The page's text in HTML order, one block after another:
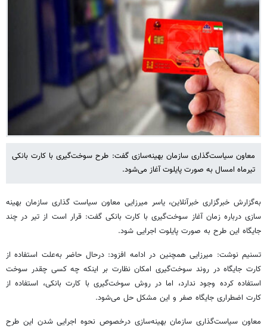
معاون سیاست‌گذاری سازمان بهینه‌سازی گفت: طرح سوخت‌گیری با کارت بانکی
تیرماه امسال به صورت پایلوت آغاز می‌شود.
به‌گزارش خبرگزاری خبرآنلاین، یاسر میرزایی معاون سیاست گذاری سازمان بهینه
سازی درباره زمان آغاز سوخت‌گیری با کارت بانکی گفت: قرار است از تیر در چند
جایگاه این طرح به صورت پایلوت اجرایی شود.
تسنیم نوشت: میرزایی همچنین در ادامه افزود: درحال حاضر به‌علت استفاده از
کارت جایگاه در روند سوخت‌گیری امکان نظارت بر اینکه چه کسی چقدر سوخت
استفاده کرده وجود ندارد، اما در روش سوخت‌گیری با کارت بانکی، استفاده از
کارت اضطراری جایگاه صفر و این مشکل حل می‌شود.
معاون سیاست‌گذاری سازمان بهینه‌سازی درخصوص نحوه اجرایی شدن این طرح